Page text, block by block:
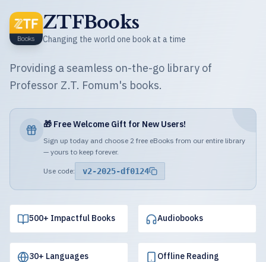
ZTFBooks
Changing the world one book at a time
Providing a seamless on-the-go library of
Professor Z.T. Fomum's books.
🎁 Free Welcome Gift for New Users!
Sign up today and choose 2 free eBooks from our entire library
— yours to keep forever.
Use code: v2-2025-df0124
500+ Impactful Books Audiobooks
30+ Languages Offline Reading